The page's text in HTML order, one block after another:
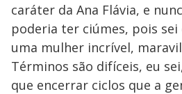
caráter da Ana Flávia, e
poderia ter ciúmes, pois sei
uma mulher incrível,
Términos são difíceis, eu
que encerrar ciclos que a